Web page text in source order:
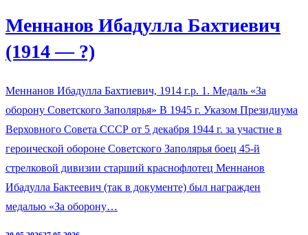
Меннанов Ибадулла Бахтиевич
(1914 — ?)
Меннанов Ибадулла Бахтиевич, 1914 г.р. 1. Медаль «За
оборону Советского Заполярья» В 1945 г. Указом Президиума
Верховного Совета СССР от 5 декабря 1944 г. за участие в
героической обороне Советского Заполярья боец 45-й
стрелковой дивизии старший краснофлотец Меннанов
Ибадулла Бактеевич (так в документе) был награжден
медалью «За оборону…